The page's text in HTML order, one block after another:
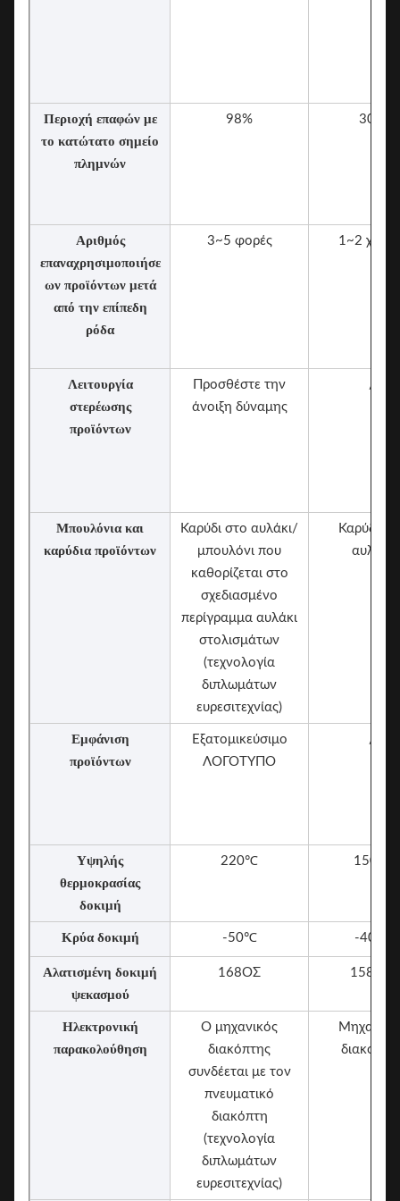
Περιοχή επαφών με
το κατώτατο σημείο
πλημνών
98% 30%
Αριθμός
επαναχρησιμοποιήσε
ων προϊόντων μετά
από την επίπεδη
ρόδα
3~5 φορές 1~2
Λειτουργία
στερέωσης
προϊόντων
Προσθέστε την
άνοιξη δύναμης
/
Μπουλόνια και
καρύδια προϊόντων
Καρύδι στο αυλάκι/
μπουλόνι που
καθορίζεται στο
σχεδιασμένο
περίγραμμα αυλάκι
στολισμάτων
(τεχνολογία
διπλωμάτων
ευρεσιτεχνίας)
Καρύδι
αυλάκι
Εμφάνιση
προϊόντων
Εξατομικεύσιμο
ΛΟΓΟΤΥΠΟ
/
Υψηλής
θερμοκρασίας
δοκιμή
220℃ 150℃
Κρύα δοκιμή -50℃ -40℃
Αλατισμένη δοκιμή
ψεκασμού
168ΟΣ 158ΟΣ
Ηλεκτρονική
παρακολούθηση
Ο μηχανικός
διακόπτης
συνδέεται με τον
πνευματικό
διακόπτη
(τεχνολογία
διπλωμάτων
ευρεσιτεχνίας)